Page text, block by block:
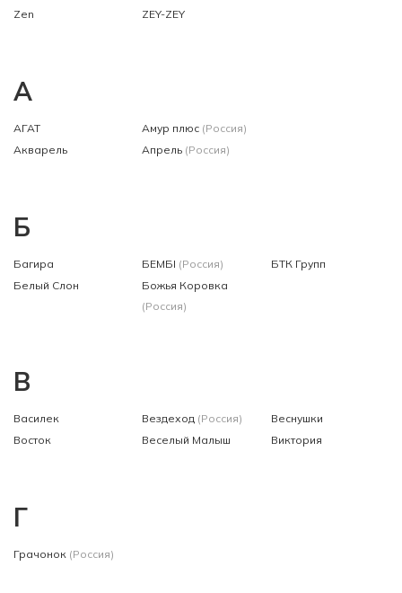
Zen
ZEY-ZEY
А
АГАТ
Акварель
Амур плюс (Россия)
Апрель (Россия)
Б
Багира
Белый Слон
БЕМБІ (Россия)
Божья Коровка
(Россия)
БТК Групп
В
Василек
Восток
Вездеход (Россия)
Веселый Малыш
Веснушки
Виктория
Г
Грачонок (Россия)